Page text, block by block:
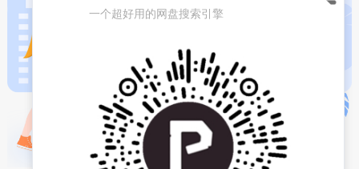
一个超好用的网盘搜索引擎